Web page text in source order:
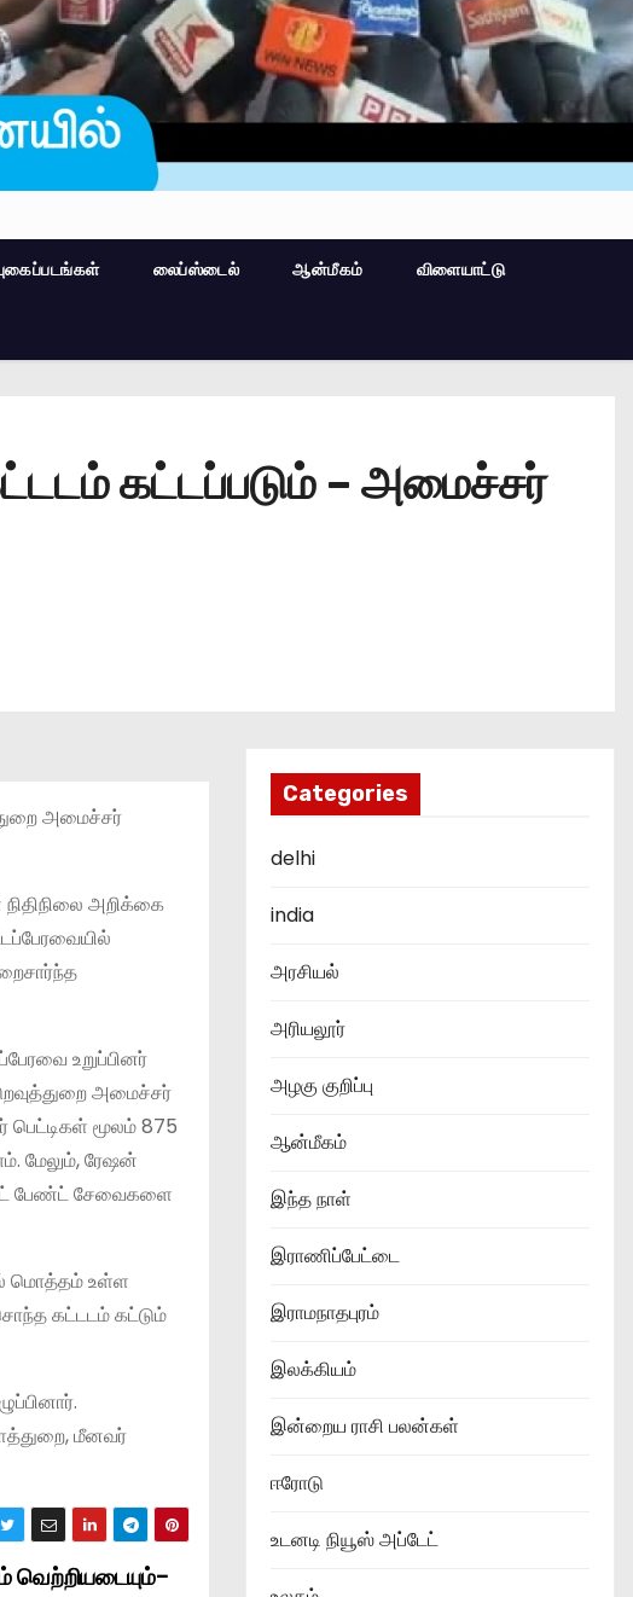
லைப்ஸ்டைல் ஆன்மீகம் விளையாட்டு
கட்டப்படும் – அமைச்சர்
அமைச்சர்
அறிக்கை
உறுப்பினர்
அமைச்சர்
பெட்டிகள் மூலம் 875
மேலும், ரேஷன்
பேண்ட் சேவைகளை
மொத்தம் உள்ள
கட்டடம் கட்டும்
மீனவர்
வெற்றியடையும்-
Categories
delhi
india
அரசியல்
அரியலூர்
அழகு குறிப்பு
ஆன்மீகம்
இந்த நாள்
இராணிப்பேட்டை
இராமநாதபுரம்
இலக்கியம்
இன்றைய ராசி பலன்கள்
ஈரோடு
உடனடி நியூஸ் அப்டேட்